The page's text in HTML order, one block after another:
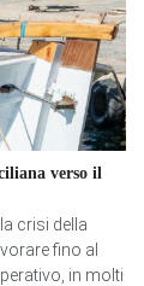
verso il
crisi della
fino al
in molti